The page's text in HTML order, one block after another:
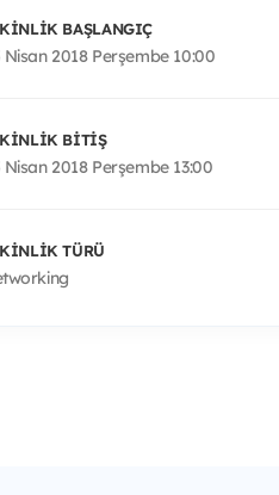
BAŞLANGIÇ
Nisan 2018 Perşembe 10:00
BITIŞ
Nisan 2018 Perşembe 13:00
TÜRÜ